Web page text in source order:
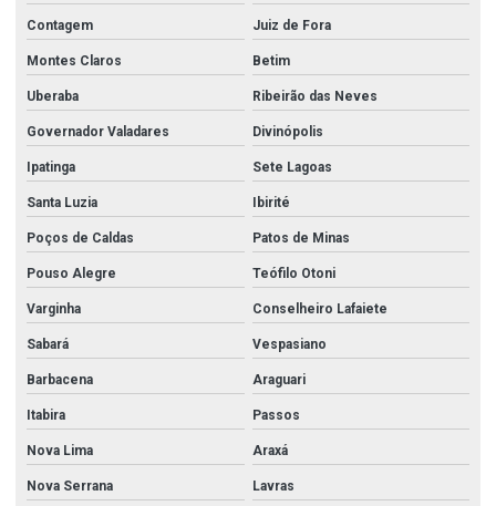
Esguicho regulável 2 1 2
Esguicho regulável para mangueira
Esguicho regulável para mangueira de incêndio
Fábrica de acessórios para corrimão de inox
Filtro y
Filtro y 2
Filtro y aço carbono
Filtro y flangeado
Flange aço carbono
Contagem Juiz de Fora
Montes Claros Betim
Uberaba Ribeirão das Neves
Governador Valadares Divinópolis
Ipatinga Sete Lagoas
Santa Luzia Ibirité
Poços de Caldas Patos de Minas
Pouso Alegre Teófilo Otoni
Varginha Conselheiro Lafaiete
Sabará Vespasiano
Barbacena Araguari
Itabira Passos
Nova Lima Araxá
Nova Serrana Lavras